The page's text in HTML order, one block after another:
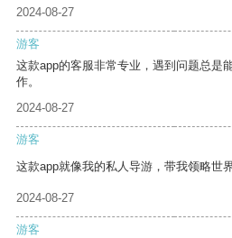
2024-08-27
游客
这款app的客服非常专业，遇到问题总是
作。
2024-08-27
游客
这款app就像我的私人导游，带我领略世
2024-08-27
游客